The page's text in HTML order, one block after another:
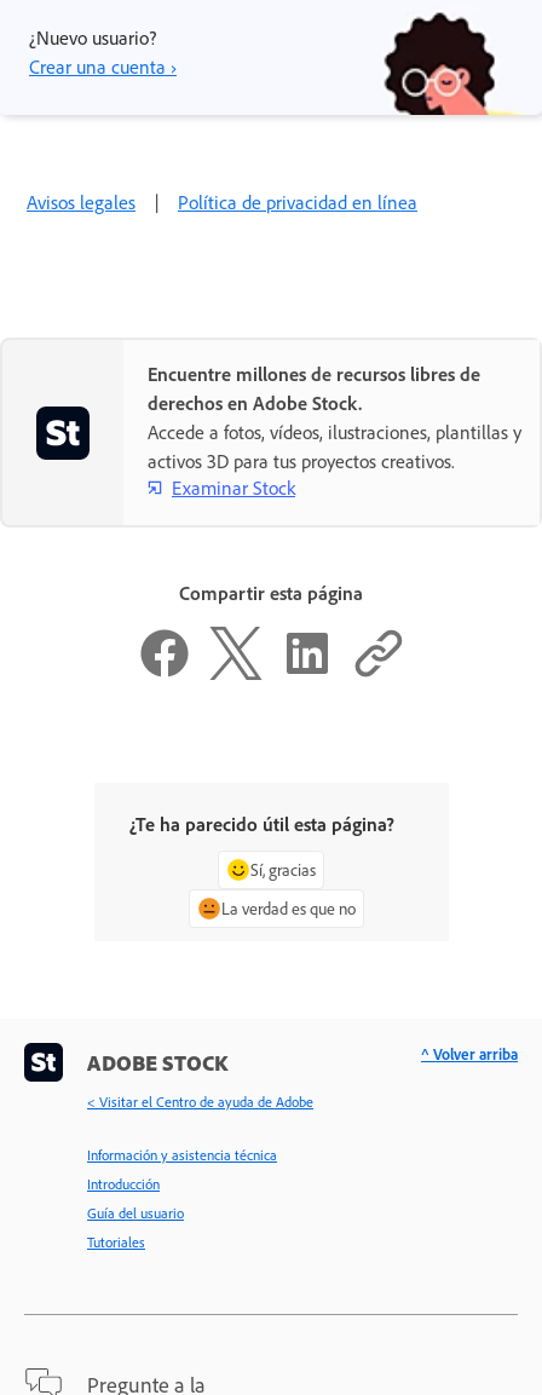
¿Nuevo usuario?
Crear una cuenta ›
Avisos legales | Política de privacidad en línea
Encuentre millones de recursos libres de
derechos en Adobe Stock.
Accede a fotos, vídeos, ilustraciones, plantillas y
activos 3D para tus proyectos creativos.
Examinar Stock
Compartir esta página
¿Te ha parecido útil esta página?
Sí, gracias
La verdad es que no
ADOBE STOCK
< Visitar el Centro de ayuda de Adobe
Información y asistencia técnica
Introducción
Guía del usuario
Tutoriales
Pregunte a la
^ Volver arriba